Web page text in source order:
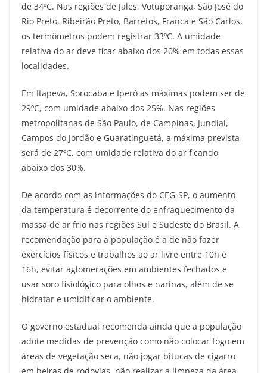
de 34ºC. Nas regiões de Jales, Votuporanga, São José do
Rio Preto, Ribeirão Preto, Barretos, Franca e São Carlos,
os termômetros podem registrar 33ºC. A umidade
relativa do ar deve ficar abaixo dos 20% em todas essas
localidades.
Em Itapeva, Sorocaba e Iperó as máximas podem ser de
29ºC, com umidade abaixo dos 25%. Nas regiões
metropolitanas de São Paulo, de Campinas, Jundiaí,
Campos do Jordão e Guaratinguetá, a máxima prevista
será de 27ºC, com umidade relativa do ar ficando
abaixo dos 30%.
De acordo com as informações do CEG-SP, o aumento
da temperatura é decorrente do enfraquecimento da
massa de ar frio nas regiões Sul e Sudeste do Brasil. A
recomendação para a população é a de não fazer
exercícios físicos e trabalhos ao ar livre entre 10h e
16h, evitar aglomerações em ambientes fechados e
usar soro fisiológico para olhos e narinas, além de se
hidratar e umidificar o ambiente.
O governo estadual recomenda ainda que a população
adote medidas de prevenção como não colocar fogo em
áreas de vegetação seca, não jogar bitucas de cigarro